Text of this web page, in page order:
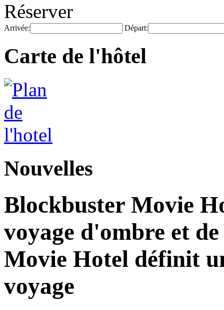
Réserver
Arrivée: Départ:
Carte de l'hôtel
Nouvelles
Blockbuster Movie
voyage d'ombre et
Movie Hotel définit
voyage